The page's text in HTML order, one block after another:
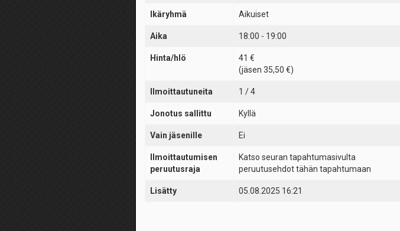
Ikäryhmä Aikuiset
Aika 18:00 - 19:00
Hinta/hlö
41 €
(jäsen 35,50 €)
Ilmoittautuneita 1 / 4
Jonotus sallittu Kyllä
Vain jäsenille Ei
Ilmoittautumisen
peruutusraja
Katso seuran tapahtumasivulta
peruutusehdot tähän tapahtumaan
Lisätty 05.08.2025 16:21